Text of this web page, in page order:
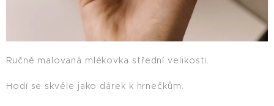
Ručně malovaná mlékovka střední velikosti.
Hodí se skvěle jako dárek k hrnečkům.